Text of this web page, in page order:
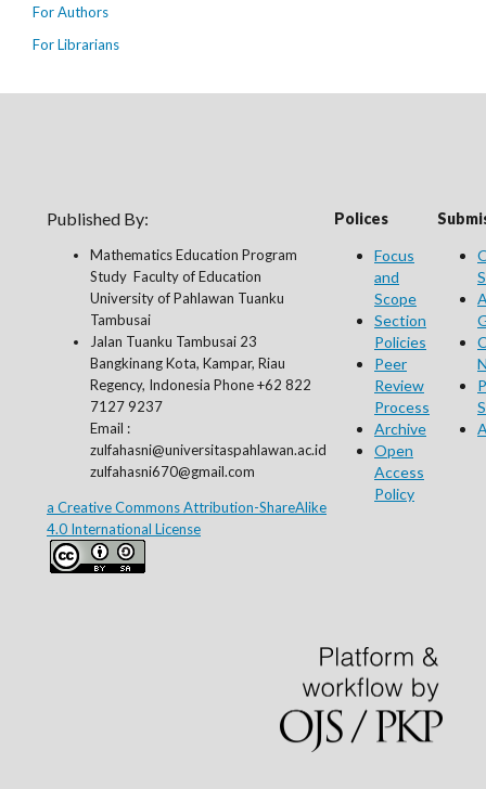
For Authors
For Librarians
Published By:
Mathematics Education Program
Study Faculty of Education
University of Pahlawan Tuanku
Tambusai
Jalan Tuanku Tambusai 23
Bangkinang Kota, Kampar, Riau
Regency, Indonesia Phone +62 822
7127 9237
Email :
zulfahasni@universitaspahlawan.ac.id
zulfahasni670@gmail.com
a Creative Commons Attribution-ShareAlike
4.0 International License
Polices
Focus
and
Scope
Section
Policies
Peer
Review
Process
Archive
Open
Access
Policy